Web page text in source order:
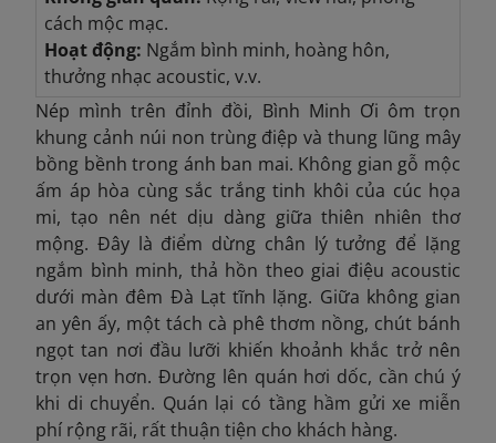
cách mộc mạc.
Hoạt động: Ngắm bình minh, hoàng hôn,
thưởng nhạc acoustic, v.v.
Nép mình trên đỉnh đồi, Bình Minh Ơi ôm trọn
khung cảnh núi non trùng điệp và thung lũng mây
bồng bềnh trong ánh ban mai. Không gian gỗ mộc
ấm áp hòa cùng sắc trắng tinh khôi của cúc họa
mi, tạo nên nét dịu dàng giữa thiên nhiên thơ
mộng. Đây là điểm dừng chân lý tưởng để lặng
ngắm bình minh, thả hồn theo giai điệu acoustic
dưới màn đêm Đà Lạt tĩnh lặng. Giữa không gian
an yên ấy, một tách cà phê thơm nồng, chút bánh
ngọt tan nơi đầu lưỡi khiến khoảnh khắc trở nên
trọn vẹn hơn.Đường lên quán hơi dốc, cần chú ý
khi di chuyển. Quán lại có tầng hầm gửi xe miễn
phí rộng rãi, rất thuận tiện cho khách hàng.